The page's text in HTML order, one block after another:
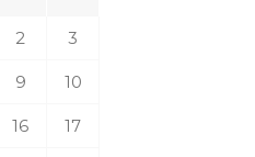
2 3
9 10
16 17